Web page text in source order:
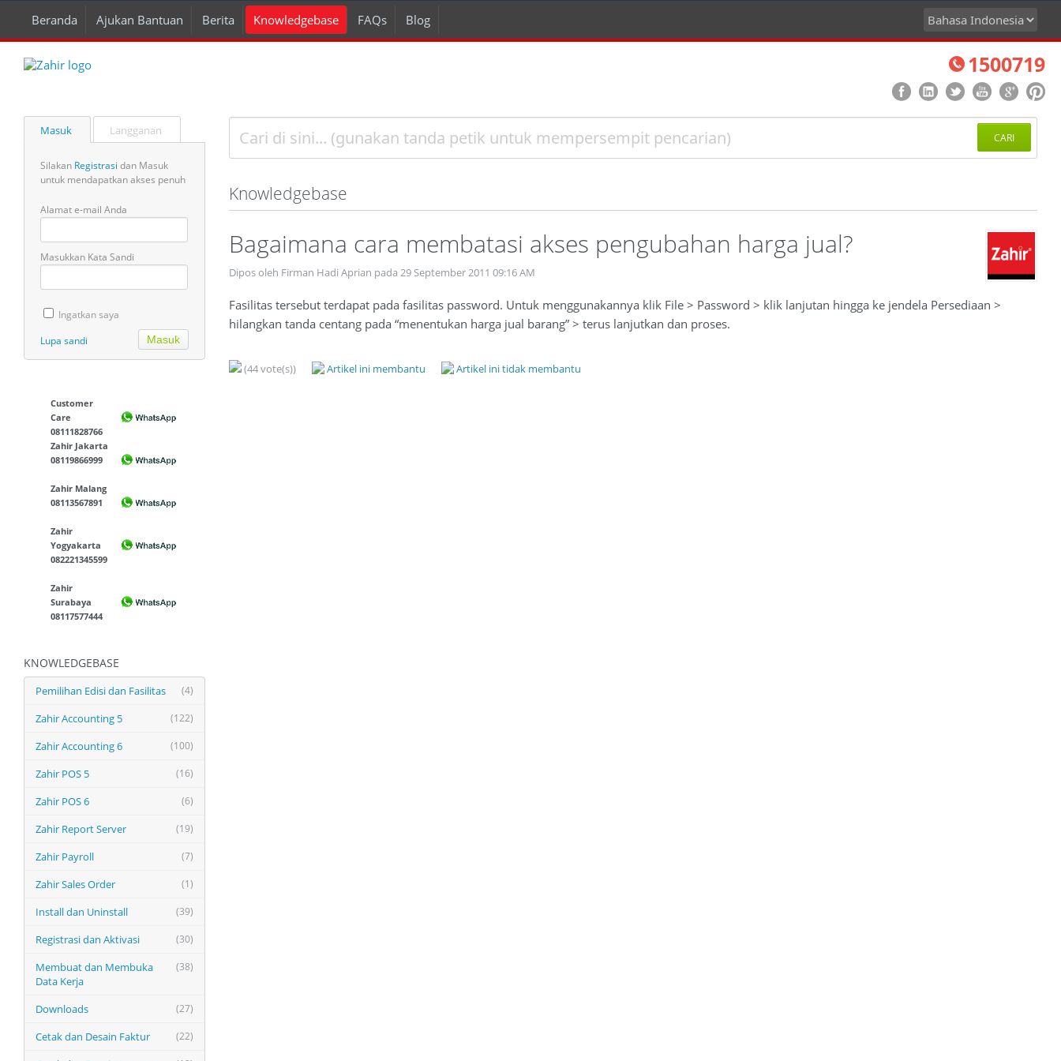
Beranda Ajukan Bantuan Berita Knowledgebase FAQs Blog
1500719
Masuk Langganan
Silakan Registrasi dan Masuk
untuk mendapatkan akses penuh
Alamat e-mail Anda
Masukkan Kata Sandi
Ingatkan saya
Lupa sandi
Customer
Care
08111828766
Zahir Jakarta
08119866999
Zahir Malang
08113567891
Zahir
Yogyakarta
082221345599
Zahir
Surabaya
08117577444
KNOWLEDGEBASE
(4)
Pemilihan Edisi dan Fasilitas
(122)
Zahir Accounting 5
(100)
Zahir Accounting 6
(16)
Zahir POS 5
(6)
Zahir POS 6
(19)
Zahir Report Server
(7)
Zahir Payroll
(1)
Zahir Sales Order
(39)
Install dan Uninstall
(30)
Registrasi dan Aktivasi
(38)
Membuat dan Membuka
Data Kerja
(27)
Downloads
(22)
Cetak dan Desain Faktur
CARI
Knowledgebase
Bagaimana cara membatasi akses pengubahan harga jual?
Dipos oleh Firman Hadi Aprian pada 29 September 2011 09:16 AM
Fasilitas tersebut terdapat pada fasilitas password. Untuk menggunakannya klik File > Password > klik lanjutan hingga ke jendela Persediaan >
hilangkan tanda centang pada “menentukan harga jual barang” > terus lanjutkan dan proses.
(44 vote(s)) Artikel ini membantu Artikel ini tidak membantu